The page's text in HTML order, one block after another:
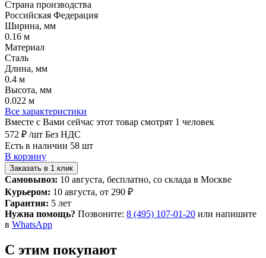
Страна производства
Российская Федерация
Ширина, мм
0.16 м
Материал
Сталь
Длина, мм
0.4 м
Высота, мм
0.022 м
Все характеристики
Вместе с Вами сейчас этот товар смотрят 1 человек
572 ₽ /шт Без НДС
Есть в наличии 58 шт
В корзину
Заказать в 1 клик
Самовывоз: 10 августа, бесплатно, со склада в Москве
Курьером: 10 августа, от 290 ₽
Гарантия: 5 лет
Нужна помощь? Позвоните: 8 (495) 107-01-20 или напишите
в WhatsApp
С этим покупают